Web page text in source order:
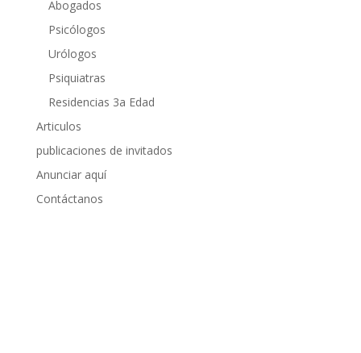
Abogados
Psicólogos
Urólogos
Psiquiatras
Residencias 3a Edad
Articulos
publicaciones de invitados
Anunciar aquí
Contáctanos